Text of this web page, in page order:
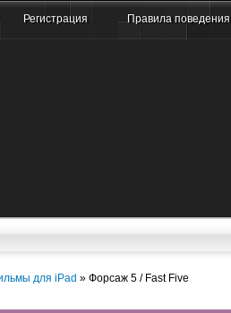
Регистрация Правила поведения
для iPad » Форсаж 5 / Fast Five